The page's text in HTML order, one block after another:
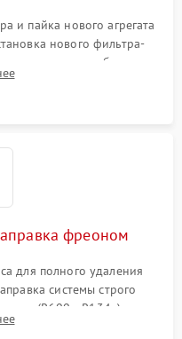
и пайка нового агрегата
нового фильтра-
вентиляторов обдува,
дверных петель.
фреоном
для полного удаления
системы строго
(R600a, R134a) по
давления в системе.